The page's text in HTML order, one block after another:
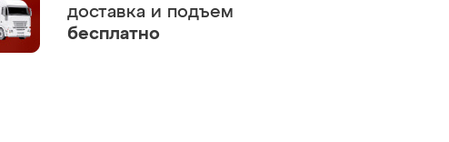
доставка и подъем
бесплатно